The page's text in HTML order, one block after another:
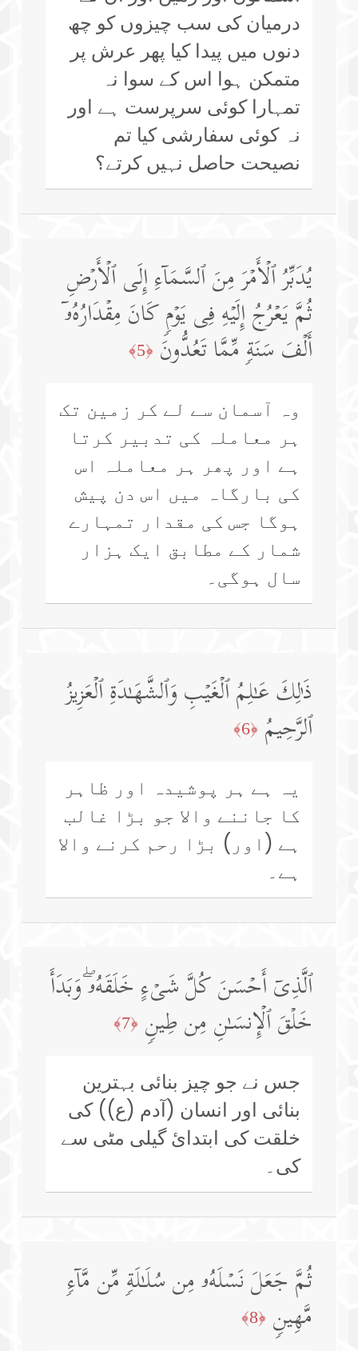
درمیان کی سب چیزوں کو چھ
دنوں میں پیدا کیا پھر عرش پر
متمکن ہوا اس کے سوا نہ
تمہارا کوئی سرپرست ہے اور
نہ کوئی سفارشی کیا تم
نصیحت حاصل نہیں کرتے؟
یُدَبِّرُ ٱلۡأَمۡرَ مِنَ ٱلسَّمَاۤءِ إِلَى ٱلۡأَرۡضِ
ثُمَّ یَعۡرُجُ إِلَیۡهِ فِی یَوۡمࣲ كَانَ مِقۡدَارُهُۥۤ
أَلۡفَ سَنَةࣲ مِّمَّا تَعُدُّونَ ﴿5﴾
وہ آسمان سے لے کر زمین تک
ہر معاملہ کی تدبیر کرتا
ہے اور پھر ہر معاملہ اس
کی بارگاہ میں اس دن پیش
ہوگا جس کی مقدار تمہارے
شمار کے مطابق ایک ہزار
سال ہوگی۔
ذَ ٰ⁠لِكَ عَـٰلِمُ ٱلۡغَیۡبِ وَٱلشَّهَـٰدَةِ ٱلۡعَزِیزُ
ٱلرَّحِیمُ ﴿6﴾
یہ ہے ہر پوشیدہ اور ظاہر
کا جاننے والا جو بڑا غالب
ہے (اور) بڑا رحم کرنے والا
ہے۔
ٱلَّذِیۤ أَحۡسَنَ كُلَّ شَیۡءٍ خَلَقَهُۥۖ وَبَدَأَ
خَلۡقَ ٱلۡإِنسَـٰنِ مِن طِینࣲ ﴿7﴾
جس نے جو چیز بنائی بہترین
بنائی اور انسان (آدم (ع)) کی
خلقت کی ابتدائ گیلی مٹی سے
کی۔
ثُمَّ جَعَلَ نَسۡلَهُۥ مِن سُلَـٰلَةࣲ مِّن مَّاۤءࣲ
مَّهِینࣲ ﴿8﴾